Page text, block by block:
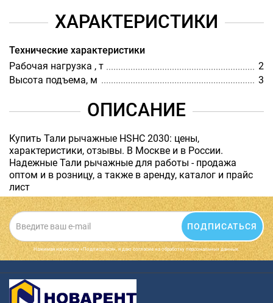
ХАРАКТЕРИСТИКИ
Технические характеристики
Рабочая нагрузка , т
2
Высота подъема, м
3
ОПИСАНИЕ
Купить Тали рычажные HSHC 2030: цены,
характеристики, отзывы. В Москве и в России.
Надежные Тали рычажные для работы - продажа
оптом и в розницу, а также в аренду, каталог и прайс
лист
ПОДПИСАТЬСЯ
Нажимая на кнопку «Подписаться», я даю cогласие на обработку персональных данных.